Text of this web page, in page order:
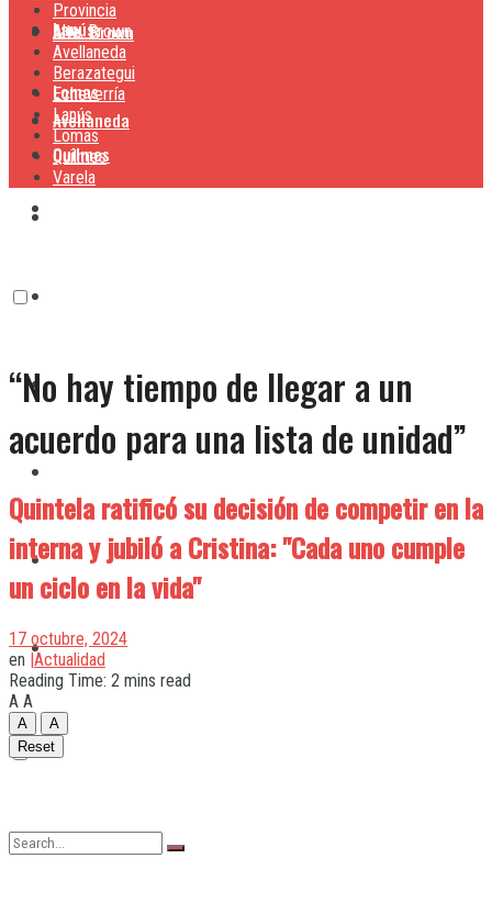
Lanús
Lomas
Quilmes
Alte. Brown
Avellaneda
Lanús
Quilmes
Varela
Provincia
Alte. Brown
Avellaneda
Berazategui
Echeverría
Lanús
Lomas
Quilmes
Varela
“No hay tiempo de llegar a un
acuerdo para una lista de unidad”
Quintela ratificó su decisión de competir en la
interna y jubiló a Cristina: "Cada uno cumple
un ciclo en la vida"
17 octubre, 2024
en |Actualidad
Reading Time: 2 mins read
A A
A
A
Reset